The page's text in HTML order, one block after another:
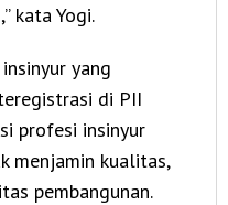
kata Yogi.
yang
di PII
profesi insinyur
menjamin kualitas,
pembangunan.